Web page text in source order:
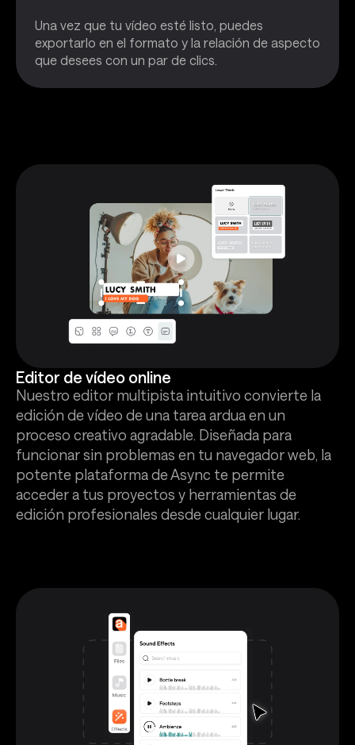
Una vez que tu vídeo esté listo, puedes
exportarlo en el formato y la relación de aspecto
que desees con un par de clics.
Editor de vídeo online
Nuestro editor multipista intuitivo convierte la
edición de vídeo de una tarea ardua en un
proceso creativo agradable. Diseñada para
funcionar sin problemas en tu navegador web, la
potente plataforma de Async te permite
acceder a tus proyectos y herramientas de
edición profesionales desde cualquier lugar.